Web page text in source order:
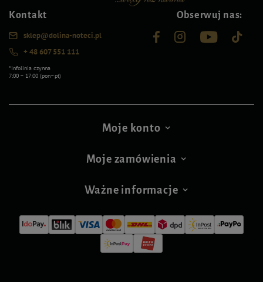
Kontakt
sklep@dolina-noteci.pl
+ 48 607 551 111
*Infolinia czynna
7:00 – 17:00 (pon–pt)
Obserwuj nas:
Moje konto
Moje zamówienia
Ważne informacje